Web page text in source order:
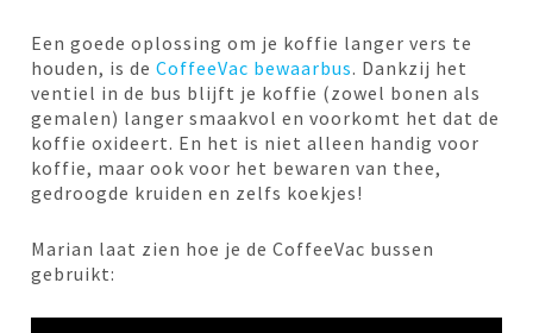
Een goede oplossing om je koffie langer vers te
houden, is deCoffeeVac bewaarbus. Dankzij het
ventiel in de bus blijft je koffie (zowel bonen als
gemalen) langer smaakvol en voorkomt het dat de
koffie oxideert. En het is niet alleen handig voor
koffie, maar ook voor het bewaren van thee,
gedroogde kruiden en zelfs koekjes!
Marian laat zien hoe je de CoffeeVac bussen
gebruikt: